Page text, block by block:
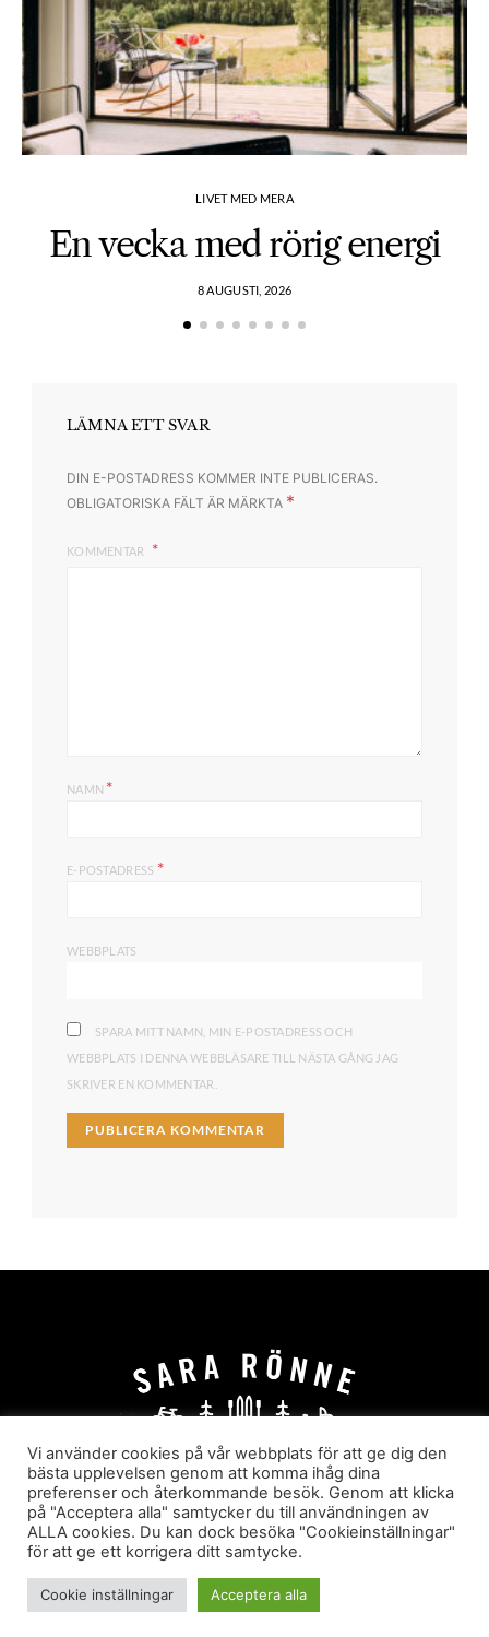
LIVET MED MERA
En vecka med rörig energi
8 AUGUSTI, 2026
LÄMNA ETT SVAR
DIN E-POSTADRESS KOMMER INTE PUBLICERAS.
OBLIGATORISKA FÄLT ÄR MÄRKTA *
KOMMENTAR
NAMN *
E-POSTADRESS *
WEBBPLATS
SPARA MITT NAMN, MIN E-POSTADRESS OCH
WEBBPLATS I DENNA WEBBLÄSARE TILL NÄSTA GÅNG JAG
SKRIVER EN KOMMENTAR.
HEM OM MIG
JOBBA MED MIG
HYR I JÄRVSÖ!
KATEGORIER
Sara Rönne. En blogg om frihet, upplevelser och
äventyr
Vi använder cookies på vår webbplats för att ge dig den
bästa upplevelsen genom att komma ihåg dina
preferenser och återkommande besök. Genom att klicka
på "Acceptera alla" samtycker du till användningen av
ALLA cookies. Du kan dock besöka "Cookieinställningar"
för att ge ett korrigera ditt samtycke.
Cookie inställningar Acceptera alla